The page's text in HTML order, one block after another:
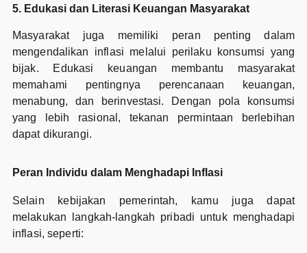
5. Edukasi dan Literasi Keuangan Masyarakat
Masyarakat juga memiliki peran penting dalam
mengendalikan inflasi melalui perilaku konsumsi yang
bijak. Edukasi keuangan membantu masyarakat
memahami pentingnya perencanaan keuangan,
menabung, dan berinvestasi. Dengan pola konsumsi
yang lebih rasional, tekanan permintaan berlebihan
dapat dikurangi.
Peran Individu dalam Menghadapi Inflasi
Selain kebijakan pemerintah, kamu juga dapat
melakukan langkah-langkah pribadi untuk menghadapi
inflasi, seperti: